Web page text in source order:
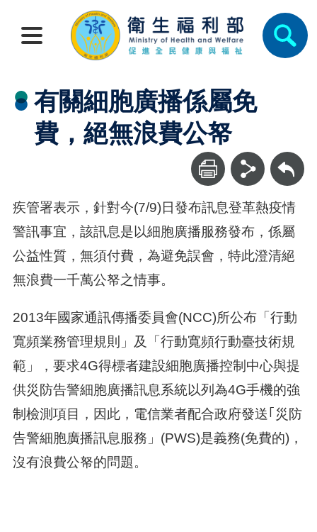
有關細胞廣播係屬免
費，絕無浪費公帑
回上一頁
疾管署表示，針對今(7/9)日發布訊息登革熱疫情
警訊事宜，該訊息是以細胞廣播服務發布，係屬
公益性質，無須付費，為避免誤會，特此澄清絕
無浪費一千萬公帑之情事。
2013年國家通訊傳播委員會(NCC)所公布「行動
寬頻業務管理規則」及「行動寬頻行動臺技術規
範」，要求4G得標者建設細胞廣播控制中心與提
供災防告警細胞廣播訊息系統以列為4G手機的強
制檢測項目，因此，電信業者配合政府發送｢災防
告警細胞廣播訊息服務」(PWS)是義務(免費的)，
沒有浪費公帑的問題。